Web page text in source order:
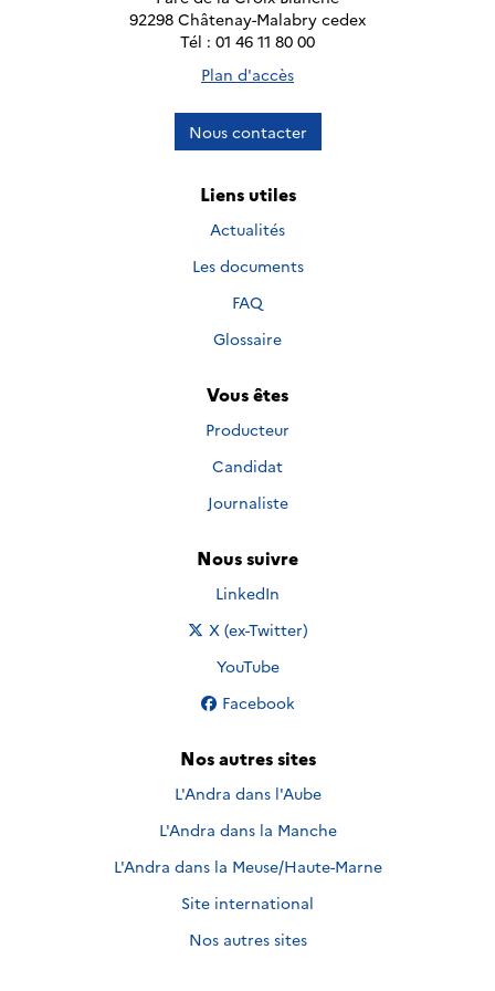
92298 Châtenay-Malabry cedex
Tél : 01 46 11 80 00
Plan d'accès
Nous contacter
Liens utiles
Actualités
Les documents
FAQ
Glossaire
Vous êtes
Producteur
Candidat
Journaliste
Nous suivre
Nous suivre sur
LinkedIn
Nous suivre sur
X (ex-Twitter)
Nous suivre sur
YouTube
Nous suivre sur
Facebook
Nos autres sites
L'Andra dans l'Aube
L'Andra dans la Manche
L'Andra dans la Meuse/Haute-Marne
Site international
Nos autres sites